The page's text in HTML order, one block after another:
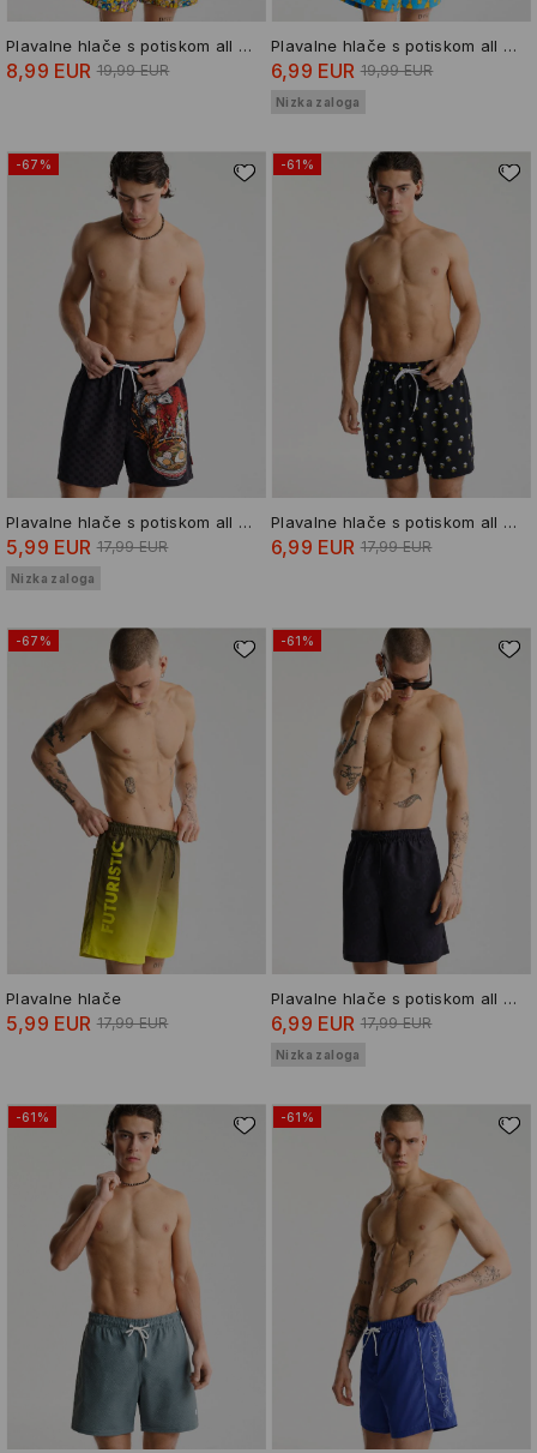
Plavalne hlače s potiskom all over The Simpsons
8,99 EUR 19,99 EUR
Plavalne hlače s potiskom all over Homer Simpson
6,99 EUR 19,99 EUR
Nizka zaloga
-67%
Plavalne hlače s potiskom all over
5,99 EUR 17,99 EUR
Nizka zaloga
-61%
Plavalne hlače s potiskom all over
6,99 EUR 17,99 EUR
-67%
Plavalne hlače
5,99 EUR 17,99 EUR
-61%
Plavalne hlače s potiskom all over
6,99 EUR 17,99 EUR
Nizka zaloga
-61% -61%